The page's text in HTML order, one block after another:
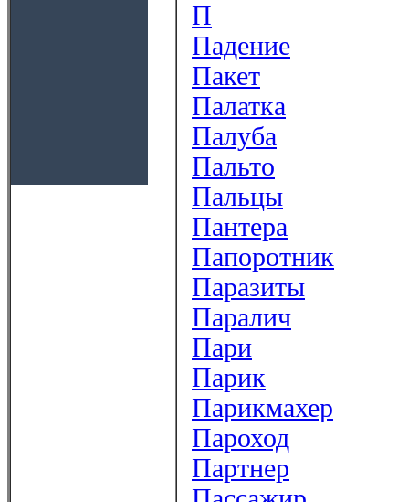
П
Падение
Пакет
Палатка
Палуба
Пальто
Пальцы
Пантера
Папоротник
Паразиты
Паралич
Пари
Парик
Парикмахер
Пароход
Партнер